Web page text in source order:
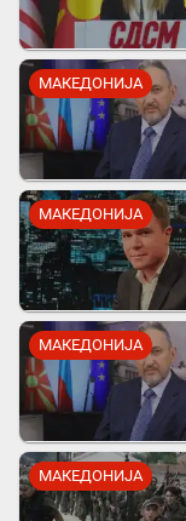
МАКЕДОНИЈА
МАКЕДОНИЈА
МАКЕДОНИЈА
МАКЕДОНИЈА